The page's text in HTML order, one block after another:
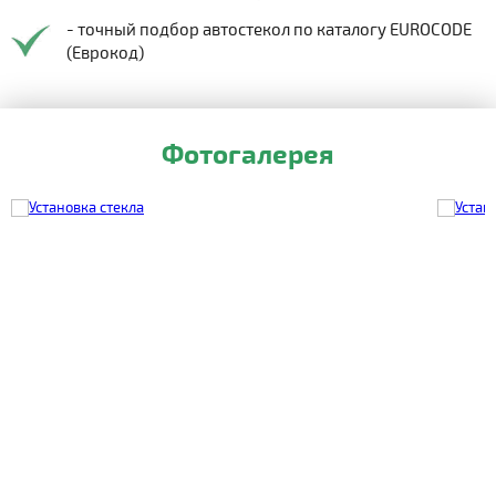
- точный подбор автостекол по каталогу EUROCODE
(Еврокод)
Фотогалерея